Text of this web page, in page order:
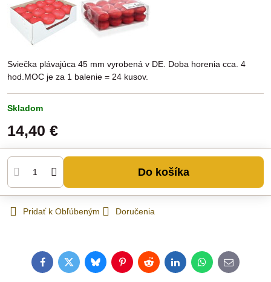
Sviečka plávajúca 45 mm vyrobená v DE. Doba horenia cca. 4
hod.MOC je za 1 balenie = 24 kusov.
Skladom
14,40 €
Do košíka
Pridať k Obľúbeným Doručenia
FacebookTwitterBlueskyPinterestRedditLinkedInWhatsApp
E-
mail